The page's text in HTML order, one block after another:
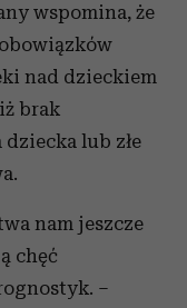
wspomina, że
nad dzieckiem
brak
lub złe
nam jeszcze
chęć
–